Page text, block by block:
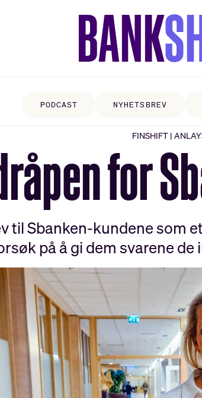
PODCAST NYHETSBREV
FINSHIFT |
for
til Sbanken-kundene som
på å gi dem svarene